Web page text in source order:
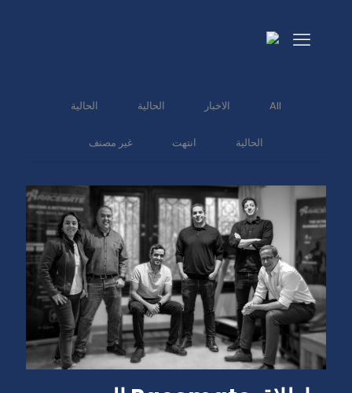
All الاخبار الحالية الحالية
الحالية انتهت غير مصنف